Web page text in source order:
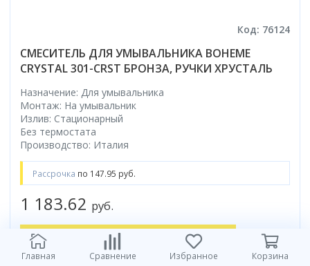
Код: 76124
СМЕСИТЕЛЬ ДЛЯ УМЫВАЛЬНИКА BOHEME
CRYSTAL 301-CRST БРОНЗА, РУЧКИ ХРУСТАЛЬ
Назначение: Для умывальника
Монтаж: На умывальник
Излив: Стационарный
Без термостата
Производство: Италия
Рассрочка по 147.95 руб.
1 183.62 руб.
в корзину
Главная
Сравнение Избранное Корзина